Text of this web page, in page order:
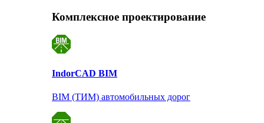
Комплексное проектирование
IndorCAD BIM
BIM (ТИМ) автомобильных дорог